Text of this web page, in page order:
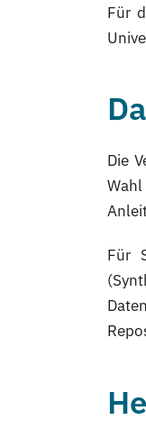
Für
Die
Für